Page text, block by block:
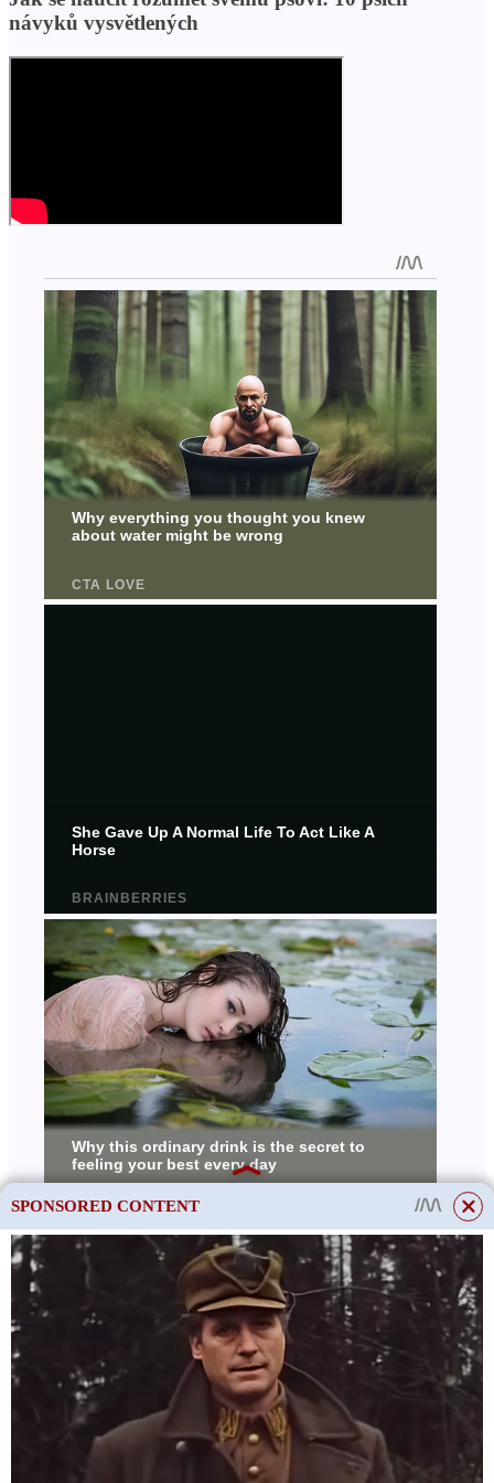
návyků vysvětlených
This site uses cookies to store data. By continuing to use the site, you consent
to the use of these files.
SPONSORED CONTENT